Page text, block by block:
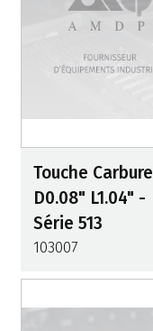
Touche Carbure
D0.08" L1.04" -
Série 513
103007